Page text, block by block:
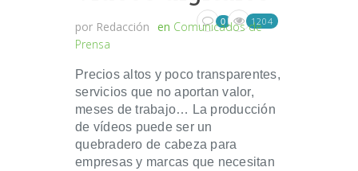
por Redacción en Comunicados de
Prensa
0 1204
Precios altos y poco transparentes,
servicios que no aportan valor,
meses de trabajo… La producción
de vídeos puede ser un
quebradero de cabeza para
empresas y marcas que necesitan